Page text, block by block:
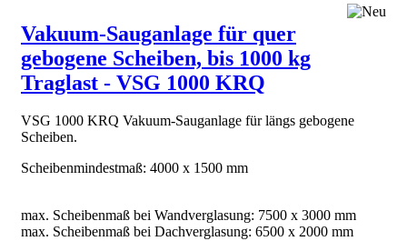
Vakuum-Sauganlage für quer
gebogene Scheiben, bis 1000 kg
Traglast - VSG 1000 KRQ
VSG 1000 KRQ Vakuum-Sauganlage für längs gebogene
Scheiben.
Scheibenmindestmaß: 4000 x 1500 mm
max. Scheibenmaß bei Wandverglasung: 7500 x 3000 mm
max. Scheibenmaß bei Dachverglasung: 6500 x 2000 mm